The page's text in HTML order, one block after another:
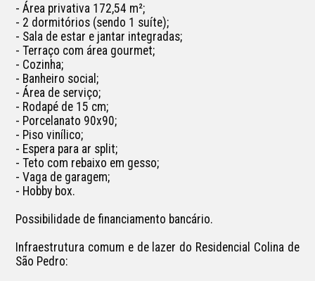
- Área privativa 172,54 m²;
- 2 dormitórios (sendo 1 suíte);
- Sala de estar e jantar integradas;
- Terraço com área gourmet;
- Cozinha;
- Banheiro social;
- Área de serviço;
- Rodapé de 15 cm;
- Porcelanato 90x90;
- Piso vinílico;
- Espera para ar split;
- Teto com rebaixo em gesso;
- Vaga de garagem;
- Hobby box.
Possibilidade de financiamento bancário.
Infraestrutura comum e de lazer do Residencial Colina de
São Pedro: